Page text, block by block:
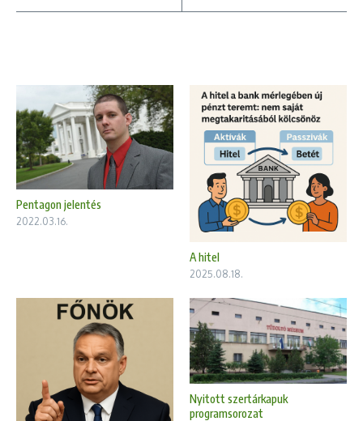
Pentagon jelentés
2022.03.16.
A hitel
2025.08.18.
Nyitott szertárkapuk
programsorozat